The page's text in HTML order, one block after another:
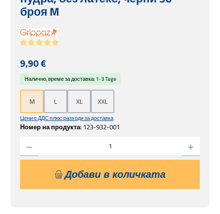
броя M
Редовна цена:
9,90 €
Цени с ДДС плюс разходи за доставка
Номер на продукта: 123-932-001
Налично, време за доставка: 1-3 Tage
M L XL XXL
Добави в количката